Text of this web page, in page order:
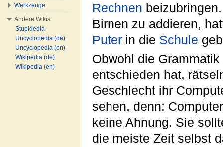
Rechnen
Birnen zu addieren,
Puter in die Schule
Obwohl die
entschieden hat,
Geschlecht ihr
sehen, denn:
keine Ahnung. Sie
die meiste Zeit selbst
Werkzeuge
Andere Wikis
Stupidedia
Uncyclopedia (de)
Uncyclopedia (en)
Wikipedia (de)
Wikipedia (en)